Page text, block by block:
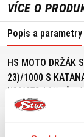
VÍCE O
Popis a parametry
HS MOTO DRŽÁK
23)/1000 S
HS MOTO držák
Katana (19-23)